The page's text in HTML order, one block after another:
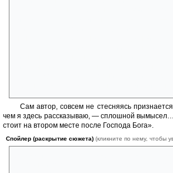
Сам автор, совсем не стесняясь
чем я здесь рассказываю, — сплошной вымысел…
стоит на втором месте после Господа Бога».
Спойлер (раскрытие сюжета) (кликните по нему, чтобы